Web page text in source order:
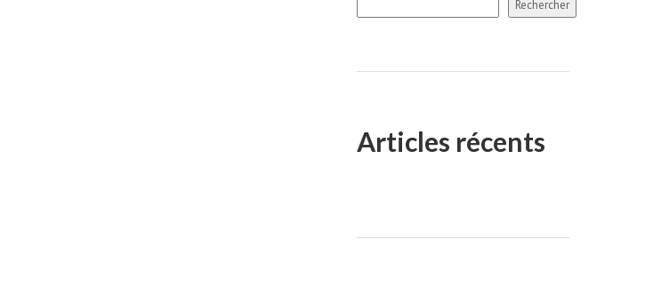
Rechercher
Articles récents